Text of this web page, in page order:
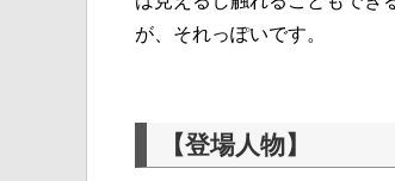
が、それっぽいです。
【登場人物】